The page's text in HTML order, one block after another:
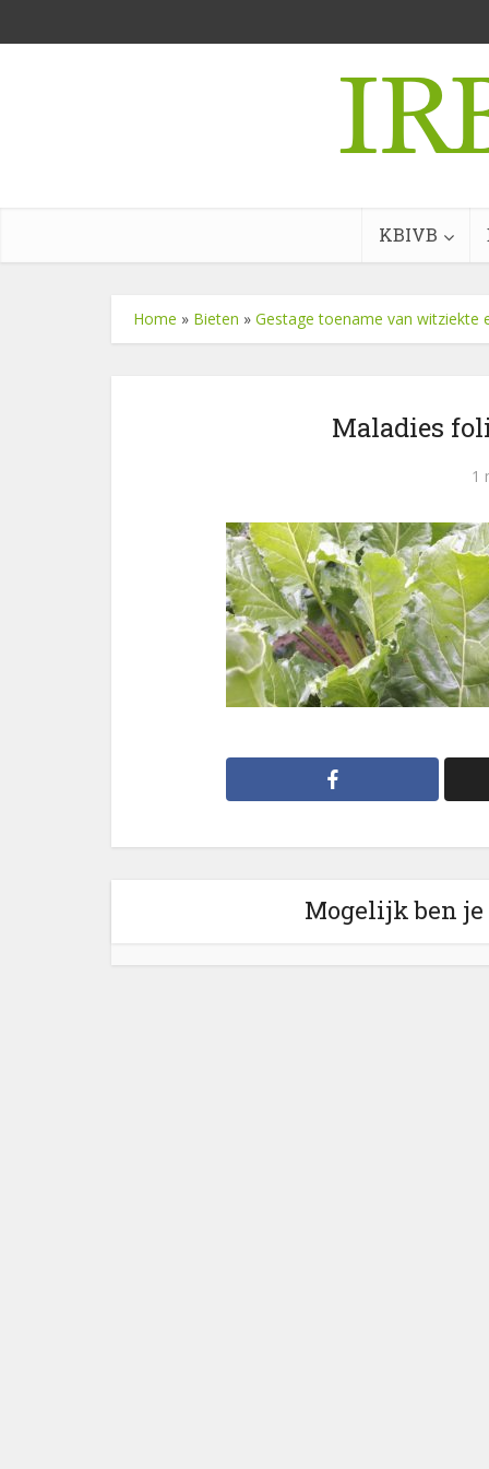
KBIVB
Home » Bieten » Gestage toename van witziekte
Maladies
1
Mogelijk ben